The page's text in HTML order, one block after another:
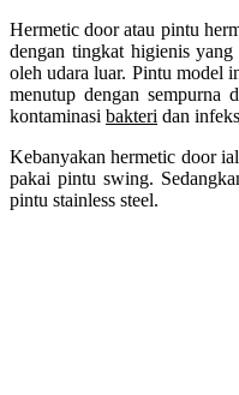
Hermetic door atau pintu
dengan tingkat higienis
oleh udara luar. Pintu model
menutup dengan sempurna
kontaminasi bakteri dan
Kebanyakan hermetic door
pakai pintu swing.
pintu stainless steel.